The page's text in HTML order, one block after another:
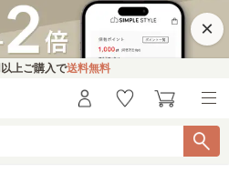
×
以上ご購入で送料無料